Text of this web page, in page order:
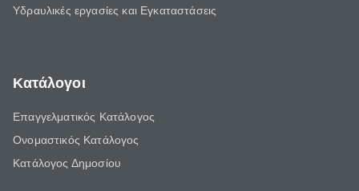
Υδραυλικές εργασίες και Εγκαταστάσεις
Κατάλογοι
Επαγγελματικός Κατάλογος
Ονομαστικός Κατάλογος
Κατάλογος Δημοσίου